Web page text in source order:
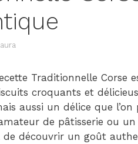
Traditionnelle Corse
croquants et
aussi un délice que
de pâtisserie ou
découvrir un goût